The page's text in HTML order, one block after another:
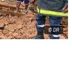
© DR